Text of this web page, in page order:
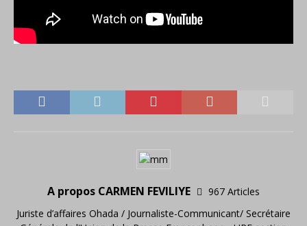
A propos CARMEN FEVILIYE
967 Articles
Juriste d’affaires Ohada / Journaliste-Communicant/ Secrétaire